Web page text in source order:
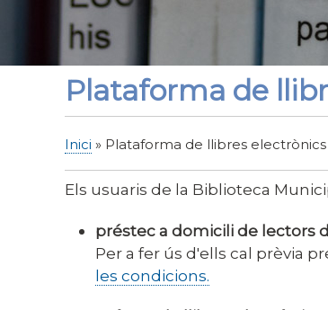
Plataforma de
d'Ariadna
Inici Plataforma de llibres electrònics
Els usuaris de la Biblioteca
préstec a domicili de lectors
Per a fer ús d'ells cal prèvia
les condicions.